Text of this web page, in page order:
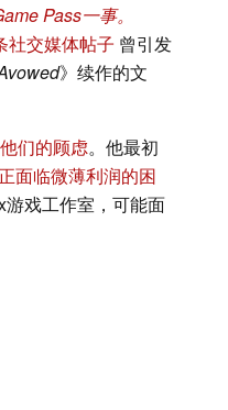
Pass一事。
社交媒体帖子 曾引发
》续作的文
们的顾虑。他最初
面临微薄利润的困
戏工作室，可能面